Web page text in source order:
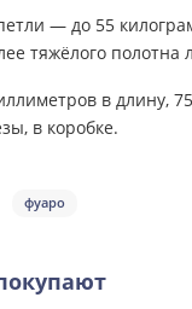
— до 55
тяжёлого полотна
в длину,
в коробке.
фуаро